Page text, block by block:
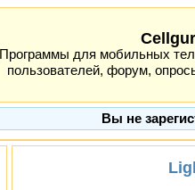
Программы для мобильных
пользователей, форум,
Вы не